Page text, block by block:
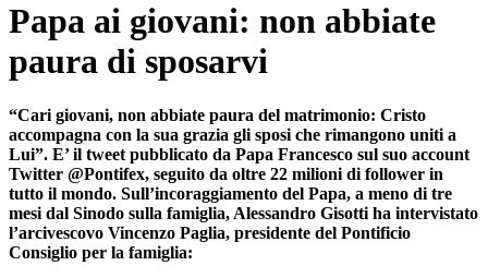
Papa ai giovani: non abbiate
paura di sposarvi
“Cari giovani, non abbiate paura del matrimonio: Cristo
accompagna con la sua grazia gli sposi che rimangono uniti a
Lui”. E’ il tweet pubblicato da Papa Francesco sul suo account
Twitter @Pontifex, seguito da oltre 22 milioni di follower in
tutto il mondo. Sull’incoraggiamento del Papa, a meno di tre
mesi dal Sinodo sulla famiglia, Alessandro Gisotti ha intervistato
l’arcivescovo Vincenzo Paglia, presidente del Pontificio
Consiglio per la famiglia: